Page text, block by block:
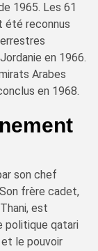
1965. Les 61
été reconnus
en 1966.
Arabes
en 1968.
son chef
frère cadet,
est
politique qatari
le pouvoir